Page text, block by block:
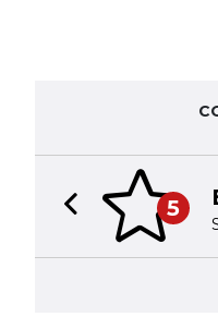
5
Previous slide